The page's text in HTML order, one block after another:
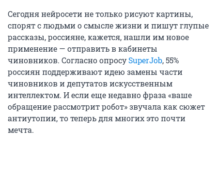
Сегодня нейросети не только рисуют картины,
спорят с людьми о смысле жизни и пишут глупые
рассказы, россияне, кажется, нашли им новое
применение — отправить в кабинеты
чиновников. Согласно опросуSuperJob, 55%
россиян поддерживают идею замены части
чиновников и депутатов искусственным
интеллектом. И если еще недавно фраза «ваше
обращение рассмотрит робот» звучала как сюжет
антиутопии, то теперь для многих это почти
мечта.